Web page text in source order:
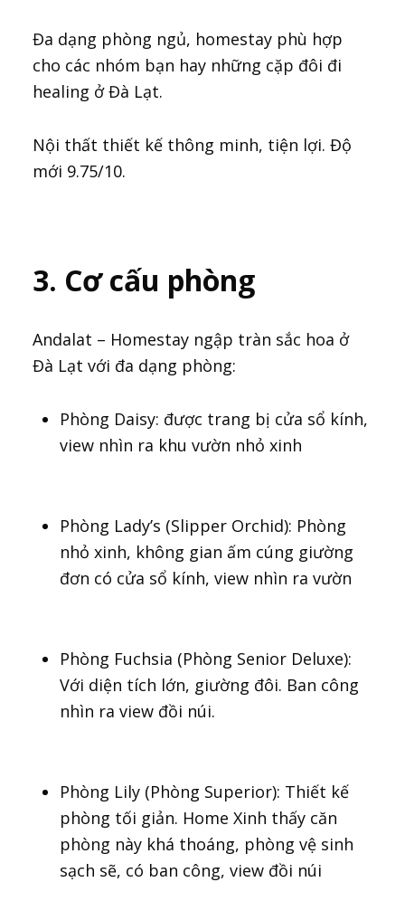
Đa dạng phòng ngủ, homestay phù hợp
cho các nhóm bạn hay những cặp đôi đi
healing ở Đà Lạt.
Nội thất thiết kế thông minh, tiện lợi. Độ
mới 9.75/10.
3. Cơ cấu phòng
Andalat – Homestay ngập tràn sắc hoa ở
Đà Lạt với đa dạng phòng:
Phòng Daisy: được trang bị cửa sổ kính,
view nhìn ra khu vườn nhỏ xinh
Phòng Lady’s (Slipper Orchid): Phòng
nhỏ xinh, không gian ấm cúng giường
đơn có cửa sổ kính, view nhìn ra vườn
Phòng Fuchsia (Phòng Senior Deluxe):
Với diện tích lớn, giường đôi. Ban công
nhìn ra view đồi núi.
Phòng Lily (Phòng Superior): Thiết kế
phòng tối giản. Home Xinh thấy căn
phòng này khá thoáng, phòng vệ sinh
sạch sẽ, có ban công, view đồi núi